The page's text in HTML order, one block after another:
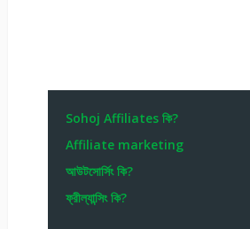
Sohoj Affiliates কি?
Affiliate marketing
আউটসোর্সিং কি?
ফ্রীল্যান্সিং কি?